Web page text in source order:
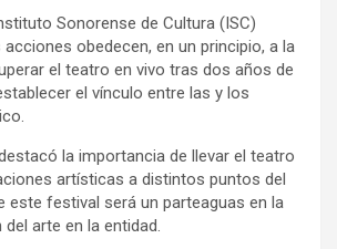
Sonorense de Cultura (ISC)
obedecen, en un principio, a la
el teatro en vivo tras dos años de
el vínculo entre las y los
la importancia de llevar el teatro
artísticas a distintos puntos del
este festival será un parteaguas en la
arte en la entidad.